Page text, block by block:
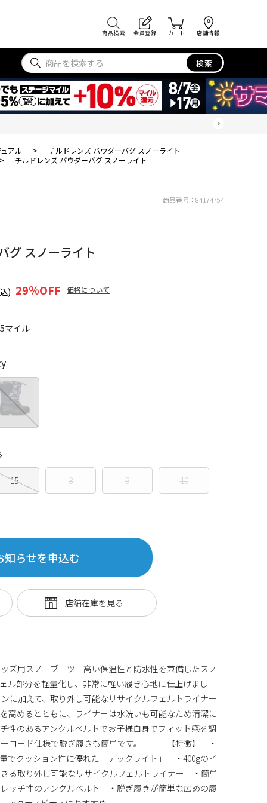
商品検索 会員登録 カート 店舗情報
検索
アル >
チルドレンズ パウダーバグ スノーライト
> チルドレンズ パウダーバグ スノーライト
マイル
グ スノーライト
) 29％OFF 価格について
15 8 9 10
知らせを申込む
商品番号： 84174754
ズ用スノーブーツ 高い保温性と防水性を兼備したスノ
部分を軽量化し、非常に軽い履き心地に仕上げまし
加えて、取り外し可能なリサイクルフェルトライナー
高めるとともに、ライナーは水洗いも可能なため清潔に
のあるアンクルベルトでお子様自身でフィット感を調
ーコード仕様で脱ぎ履きも簡単です。 【特徴】 ・
でクッション性に優れた「テックライト」 ・400gのイ
る取り外し可能なリサイクルフェルトライナー ・簡単
ッチ性のアンクルベルト ・脱ぎ履きが簡単な広めの履